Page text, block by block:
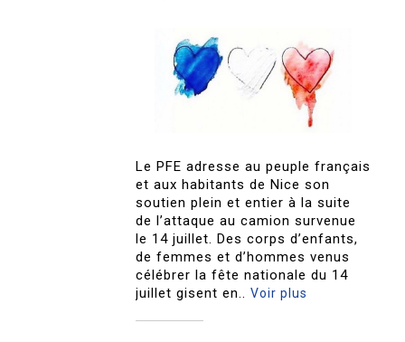
Le PFE adresse au peuple français
et aux habitants de Nice son
soutien plein et entier à la suite
de l’attaque au camion survenue
le 14 juillet. Des corps d’enfants,
de femmes et d’hommes venus
célébrer la fête nationale du 14
juillet gisent en..Voir plus